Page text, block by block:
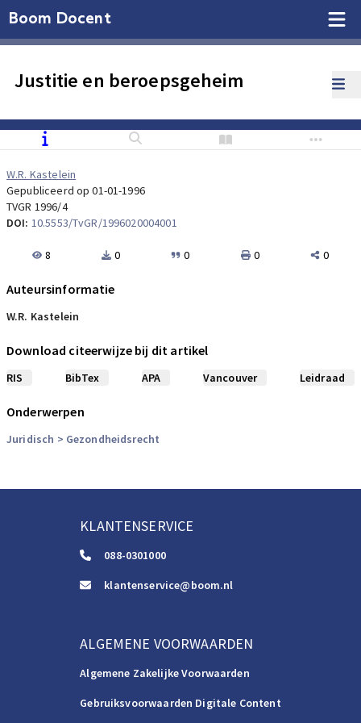
Boom Docent
Justitie en beroepsgeheim
W.R. Kastelein
Gepubliceerd op 01-01-1996
TVGR 1996/4
DOI: 10.5553/TvGR/1996020004001
8 0 0 0 0
Auteursinformatie
W.R. Kastelein
Download citeerwijze bij dit artikel
RIS BibTex APA Vancouver Leidraad
Onderwerpen
Juridisch > Gezondheidsrecht
KLANTENSERVICE
088-0301000
klantenservice@boom.nl
ALGEMENE VOORWAARDEN
Algemene Zakelijke Voorwaarden
Gebruiksvoorwaarden Digitale Content